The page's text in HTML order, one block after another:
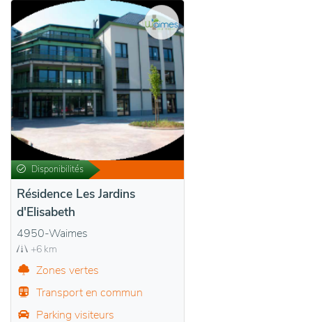
Disponibilités
Résidence Les Jardins
d'Elisabeth
4950-Waimes
+6 km
Zones vertes
Transport en commun
Parking visiteurs